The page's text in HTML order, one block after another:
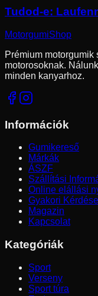
Tudod-e:
MotorgumiShop
Prémium motorgumik
motorosoknak.
minden kanyarhoz.
Információk
Gumikereső
Márkák
ÁSZF
Szállítási
Online elállási
Gyakori
Magazin
Kapcsolat
Kategóriák
Sport
Verseny
Sport túra